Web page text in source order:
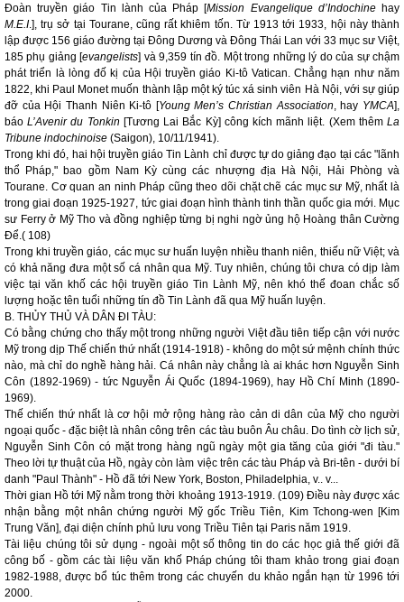
Đoàn truyền giáo Tin lành của Pháp [Mission Evangelique d’Indochinehay
M.E.I.], trụ sở tại Tourane, cũng rất khiêm tốn. Từ 1913 tới 1933, hội này thành
lập được 156 giáo đường tại Đông Dương và Đông Thái Lan với 33 mục sư Việt,
185 phụ giảng [evangelists] và 9,359 tín đồ. Một trong những lý do của sự chậm
phát triển là lòng đố kị của Hội truyền giáo Ki-tô Vatican. Chẳng hạn như năm
1822, khi Paul Monet muốn thành lập một ký túc xá sinh viên Hà Nội, với sự giúp
đỡ của Hội Thanh Niên Ki-tô [Young Men’s Christian Association, hay YMCA],
báo L’Avenir du Tonkin [Tương Lai Bắc Kỳ] công kích mãnh liệt. (Xem thêmLa
Tribune indochinoise (Saigon), 10/11/1941).
Trong khi đó, hai hội truyền giáo Tin Lành chỉ được tự do giảng đạo tại các "lãnh
thổ Pháp," bao gồm Nam Kỳ cùng các nhượng địa Hà Nội, Hải Phòng và
Tourane. Cơ quan an ninh Pháp cũng theo dõi chặt chẽ các mục sư Mỹ, nhất là
trong giai đoạn 1925-1927, tức giai đoạn hình thành tinh thần quốc gia mới. Mục
sư Ferry ở Mỹ Tho và đồng nghiệp từng bị nghi ngờ ủng hộ Hoàng thân Cường
Để.( 108)
Trong khi truyền giáo, các mục sư huấn luyện nhiều thanh niên, thiếu nữ Việt; và
có khả năng đưa một số cá nhân qua Mỹ. Tuy nhiên, chúng tôi chưa có dịp làm
việc tại văn khố các hội truyền giáo Tin Lành Mỹ, nên khó thể đoan chắc số
lượng hoặc tên tuổi những tín đồ Tin Lành đã qua Mỹ huấn luyện.
B. THỦY THỦ VÀ DÂN ĐI TÀU:
Có bằng chứng cho thấy một trong những người Việt đầu tiên tiếp cận với nước
Mỹ trong dịp Thế chiến thứ nhất (1914-1918) - không do một sứ mệnh chính thức
nào, mà chỉ do nghề hàng hải. Cá nhân này chẳng là ai khác hơn Nguyễn Sinh
Côn (1892-1969) - tức Nguyễn Ái Quốc (1894-1969), hay Hồ Chí Minh (1890-
1969).
Thế chiến thứ nhất là cơ hội mở rộng hàng rào cản di dân của Mỹ cho người
ngoại quốc - đặc biệt là nhân công trên các tàu buôn Âu châu. Do tình cờ lịch sử,
Nguyễn Sinh Côn có mặt trong hàng ngũ ngày một gia tăng của giới "đi tàu."
Theo lời tự thuật của Hồ, ngày còn làm việc trên các tàu Pháp và Bri-tên - dưới bí
danh "Paul Thành" - Hồ đã tới New York, Boston, Philadelphia, v.. v...
Thời gian Hồ tới Mỹ nằm trong thời khoảng 1913-1919. (109) Điều này được xác
nhận bằng một nhân chứng người Mỹ gốc Triều Tiên, Kim Tchong-wen [Kim
Trung Văn], đại diện chính phủ lưu vong Triều Tiên tại Paris năm 1919.
Tài liệu chúng tôi sử dụng - ngoài một số thông tin do các học giả thế giới đã
công bố - gồm các tài liệu văn khố Pháp chúng tôi tham khảo trong giai đoạn
1982-1988, được bổ túc thêm trong các chuyến du khảo ngắn hạn từ 1996 tới
2000.